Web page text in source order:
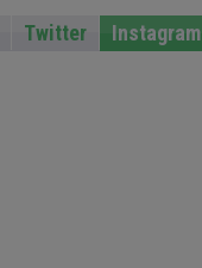
Twitter Instagram